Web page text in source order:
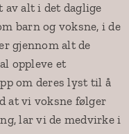
alt i det daglige
barn og voksne, i de
gjennom alt de
oppleve et
om deres lyst til å
at vi voksne følger
lar vi de medvirke i